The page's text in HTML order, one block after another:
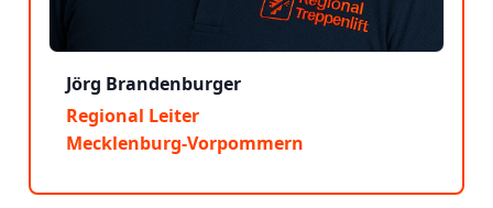
Jörg Brandenburger
Regional Leiter
Mecklenburg-Vorpommern